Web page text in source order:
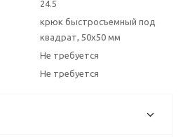
24.5
крюк быстросъемный под
квадрат, 50х50 мм
Не требуется
Не требуется